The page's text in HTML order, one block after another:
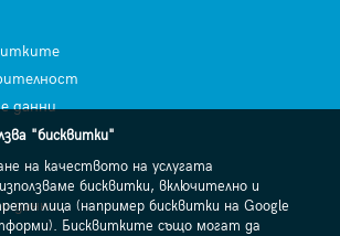
данни
данни
"бисквитки"
на качеството на услугата
бисквитки, включително и
лица (например бисквитки на Google
Бисквитките също могат да